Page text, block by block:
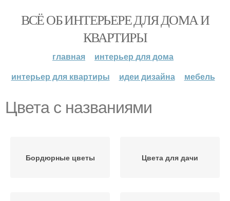
ВСЁ ОБ ИНТЕРЬЕРЕ ДЛЯ ДОМА И
КВАРТИРЫ
главная
интерьер для дома
интерьер для квартиры
идеи дизайна мебель
Цвета с названиями
Бордюрные цветы Цвета для дачи